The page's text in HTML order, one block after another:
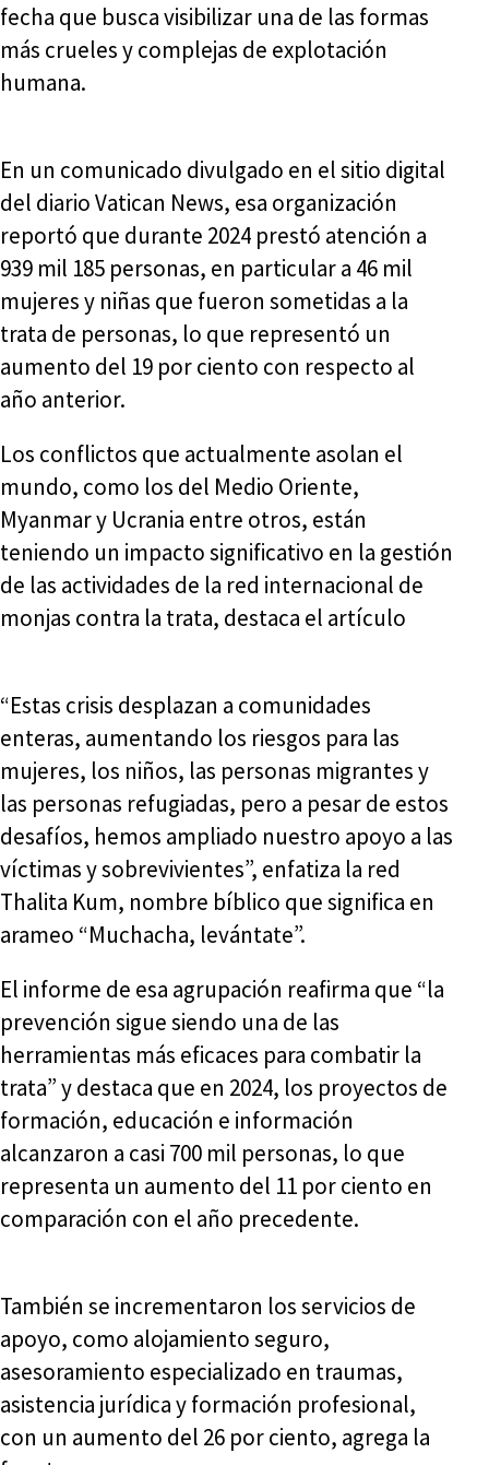
fecha que busca visibilizar una de las formas
más crueles y complejas de explotación
humana.
En un comunicado divulgado en el sitio digital
del diario Vatican News, esa organización
reportó que durante 2024 prestó atención a
939 mil 185 personas, en particular a 46 mil
mujeres y niñas que fueron sometidas a la
trata de personas, lo que representó un
aumento del 19 por ciento con respecto al
año anterior.
Los conflictos que actualmente asolan el
mundo, como los del Medio Oriente,
Myanmar y Ucrania entre otros, están
teniendo un impacto significativo en la gestión
de las actividades de la red internacional de
monjas contra la trata, destaca el artículo
“Estas crisis desplazan a comunidades
enteras, aumentando los riesgos para las
mujeres, los niños, las personas migrantes y
las personas refugiadas, pero a pesar de estos
desafíos, hemos ampliado nuestro apoyo a las
víctimas y sobrevivientes”, enfatiza la red
Thalita Kum, nombre bíblico que significa en
arameo “Muchacha, levántate”.
El informe de esa agrupación reafirma que “la
prevención sigue siendo una de las
herramientas más eficaces para combatir la
trata” y destaca que en 2024, los proyectos de
formación, educación e información
alcanzaron a casi 700 mil personas, lo que
representa un aumento del 11 por ciento en
comparación con el año precedente.
También se incrementaron los servicios de
apoyo, como alojamiento seguro,
asesoramiento especializado en traumas,
asistencia jurídica y formación profesional,
con un aumento del 26 por ciento, agrega la